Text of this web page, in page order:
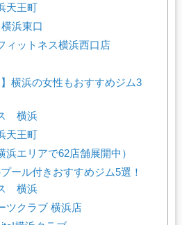
天王町
浜東口
ィットネス横浜西口店
】横浜の女性もおすすめジム3
横浜
天王町
浜エリアで62店舗展開中）
ール付きおすすめジム5選！
横浜
ツクラブ 横浜店